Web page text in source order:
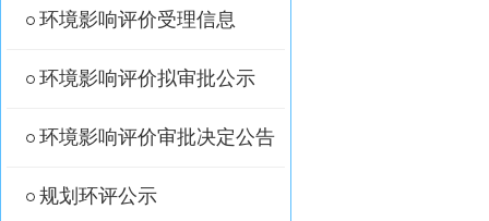
环境影响评价受理信息
环境影响评价拟审批公示
环境影响评价审批决定公告
规划环评公示